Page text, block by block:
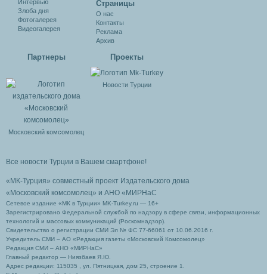
Интервью
Злоба дня
Фотогалерея
Видеогалерея
Cтраницы
О нас
Контакты
Реклама
Архив
Партнеры
Московский комсомолец
Проекты
Новости Турции
Все новости Турции в Вашем смартфоне!
«МК-Турция» совместный проект Издательского дома
«Московский комсомолец» и АНО «МИРНаС
Сетевое издание «МК в Турции» MK-Turkey.ru — 16+
Зарегистрировано Федеральной службой по надзору в сфере связи, информационных
технологий и массовых коммуникаций (Роскомнадзор).
Свидетельство о регистрации СМИ Эл № ФС 77-66061 от 10.06.2016 г.
Учредитель СМИ – АО «Редакция газеты «Московский Комсомолец»
Редакция СМИ – АНО «МИРНаС»
Главный редактор — Ниязбаев Я.Ю.
Адрес редакции: 115035 , ул. Пятницкая, дом 25, строение 1.